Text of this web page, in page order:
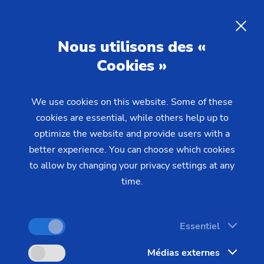
Produits & Services Machines
Tours
Pièces prises en mandrin – VL/VM
VL 6
Nous utilisons des «
Cookies »
We use cookies on this website. Some of these
cookies are essential, while others help up to
optimize the website and provide users with a
better experience. You can choose which cookies
to allow by changing your privacy settings at any
time.
Essentiel
Médias externes